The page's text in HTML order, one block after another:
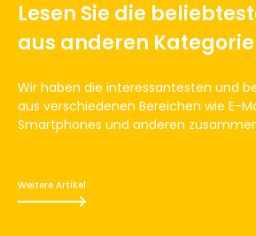
Lesen Sie die
aus anderen
Wir haben die interessantesten und
aus verschiedenen Bereichen wie E-
Smartphones und anderen
Weitere Artikel